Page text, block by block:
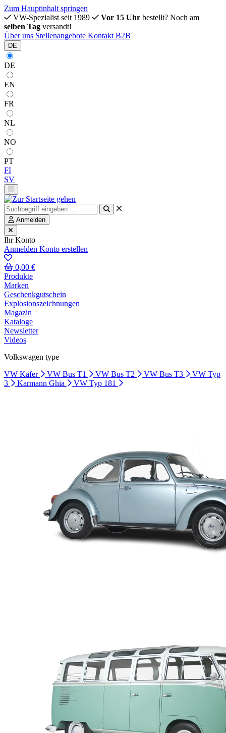
Zum Hauptinhalt springen
VW-Spezialist seit 1989
Vor 15 Uhr bestellt? Noch am
selben Tag versandt!
Über uns Stellenangebote Kontakt B2B
DE
DE
EN
FR
NL
NO
PT
FI
SV
Anmelden
Ihr Konto
Anmelden Konto erstellen
0,00 €
Produkte
Marken
Geschenkgutschein
Explosionszeichnungen
Magazin
Kataloge
Newsletter
Videos
Volkswagen type
VW Käfer
VW Bus T1 VW Bus T2 VW Bus T3
VW Typ
3
Karmann Ghia VW Typ 181